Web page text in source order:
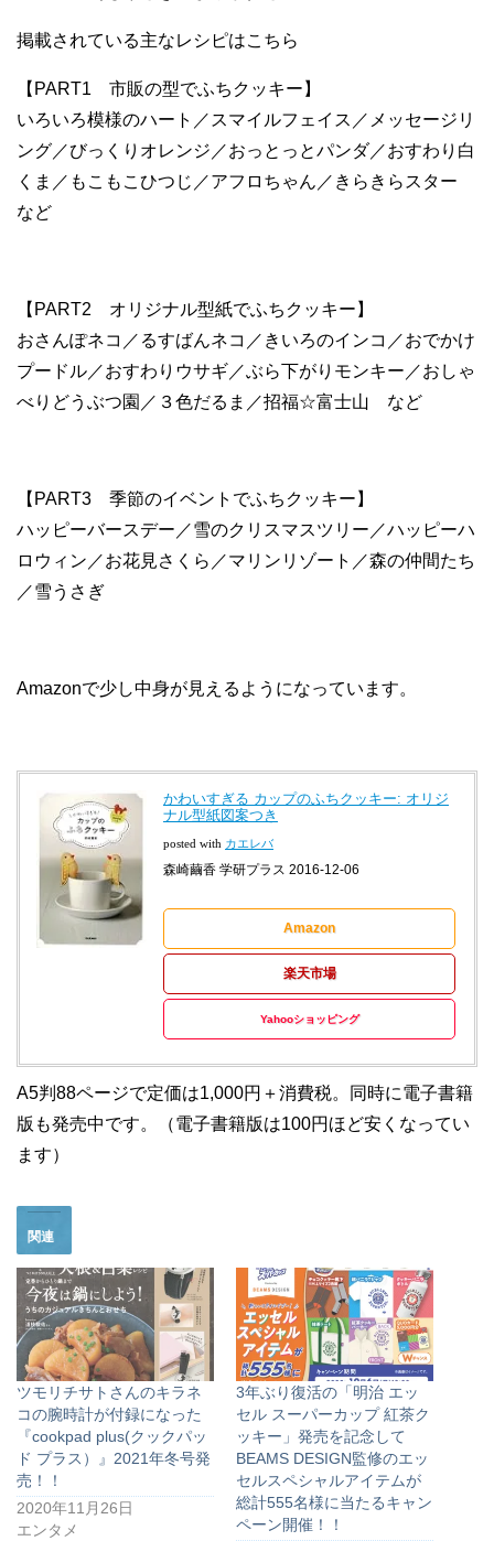
掲載されている主なレシピはこちら
【PART1 市販の型でふちクッキー】
いろいろ模様のハート／スマイルフェイス／メッセージリ
ング／びっくりオレンジ／おっとっとパンダ／おすわり白
くま／もこもこひつじ／アフロちゃん／きらきらスター
など
【PART2 オリジナル型紙でふちクッキー】
おさんぽネコ／るすばんネコ／きいろのインコ／おでかけ
プードル／おすわりウサギ／ぶら下がりモンキー／おしゃ
べりどうぶつ園／３色だるま／招福☆富士山 など
【PART3 季節のイベントでふちクッキー】
ハッピーバースデー／雪のクリスマスツリー／ハッピーハ
ロウィン／お花見さくら／マリンリゾート／森の仲間たち
／雪うさぎ
Amazonで少し中身が見えるようになっています。
かわいすぎる カップのふちクッキー: オリジ
ナル型紙図案つき
posted with カエレバ
森崎繭香 学研プラス 2016-12-06
Amazon
楽天市場
Yahooショッピング
A5判88ページで定価は1,000円＋消費税。同時に電子書籍
版も発売中です。（電子書籍版は100円ほど安くなってい
ます）
関連
ツモリチサトさんのキラネ
コの腕時計が付録になった
『cookpad plus(クックパッ
ド プラス）』2021年冬号発
売！！
2020年11月26日
エンタメ
3年ぶり復活の「明治 エッ
セル スーパーカップ 紅茶ク
ッキー」発売を記念して
BEAMS DESIGN監修のエッ
セルスペシャルアイテムが
総計555名様に当たるキャン
ペーン開催！！